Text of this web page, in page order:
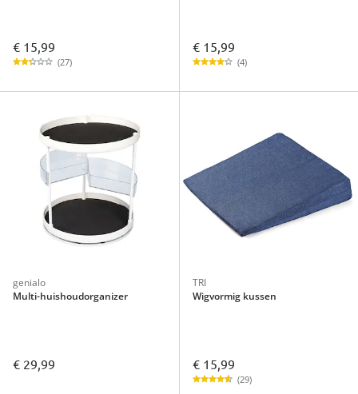
€ 15,99
(27)
€ 15,99
(4)
genialo
Multi-huishoudorganizer
€ 29,99
TRI
Wigvormig kussen
€ 15,99
(29)